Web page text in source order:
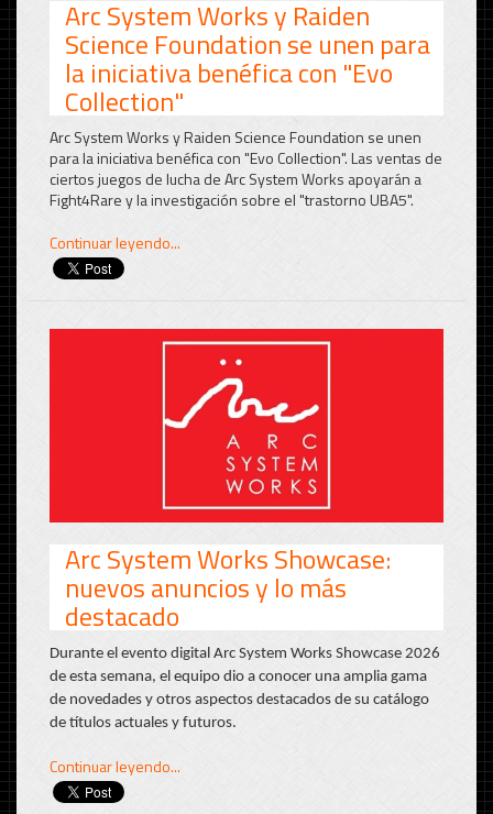
Arc System Works y Raiden
Science Foundation se unen para
la iniciativa benéfica con "Evo
Collection"
Arc System Works y Raiden Science Foundation se unen
para la iniciativa benéfica con "Evo Collection". Las ventas de
ciertos juegos de lucha de Arc System Works apoyarán a
Fight4Rare y la investigación sobre el "trastorno UBA5".
Continuar leyendo...
Arc System Works Showcase:
nuevos anuncios y lo más
destacado
Durante el evento digital Arc System Works Showcase 2026
de esta semana, el equipo dio a conocer una amplia gama
de novedades y otros aspectos destacados de su catálogo
de títulos actuales y futuros.
Continuar leyendo...